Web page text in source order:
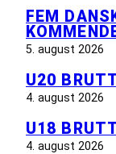
FEM
5. august 2026
U20
4. august 2026
U18
4. august 2026